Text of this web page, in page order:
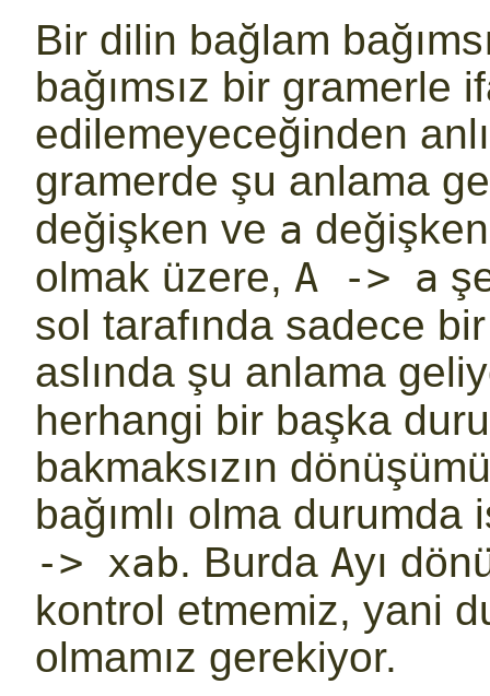
Bir dilin bağlam
bağımsız bir gramerle
edilemeyeceğinden
gramerde şu anlama
değişken ve a
olmak üzere, A -> a
sol tarafında sadece
aslında şu anlama
herhangi bir başka
bakmaksızın
bağımlı olma
-> xab. Burda Ayı
kontrol etmemiz, yani
olmamız gerekiyor.